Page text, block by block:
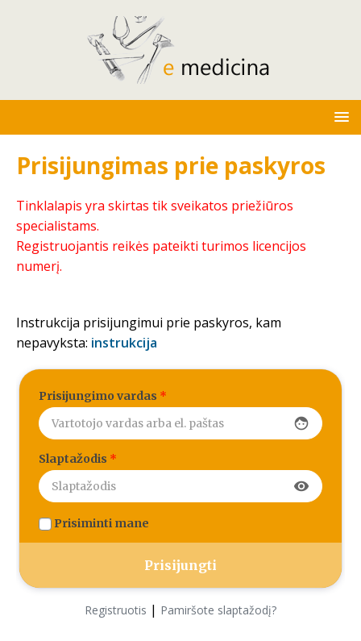
Prisijungimas prie paskyros
Tinklalapis yra skirtas tik sveikatos priežiūros
specialistams.
Registruojantis reikės pateikti turimos licencijos
numerį.
Instrukcija prisijungimui prie paskyros, kam
nepavyksta: instrukcija
Prisijungimo vardas *
face
Slaptažodis *
visibility
Prisiminti mane
Registruotis | Pamiršote slaptažodį?